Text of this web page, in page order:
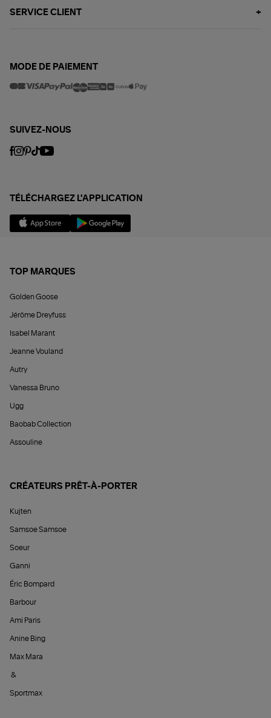
SERVICE CLIENT
MODE DE PAIEMENT
SUIVEZ-NOUS
TÉLÉCHARGEZ L'APPLICATION
TOP MARQUES
Golden Goose
Jérôme Dreyfuss
Isabel Marant
Jeanne Vouland
Autry
Vanessa Bruno
Ugg
Baobab Collection
Assouline
CRÉATEURS PRÊT-À-PORTER
Kujten
Samsoe Samsoe
Soeur
Ganni
Éric Bompard
Barbour
Ami Paris
Anine Bing
Max Mara
&
Sportmax